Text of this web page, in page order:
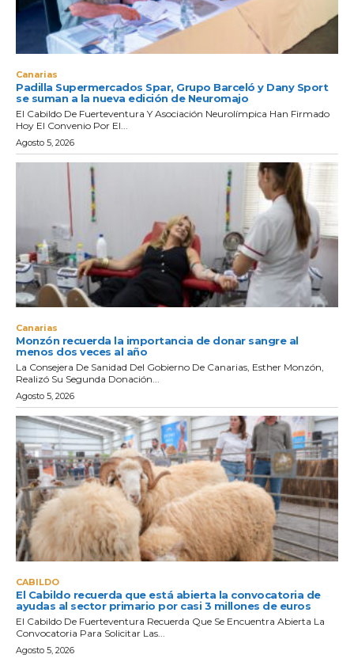
Canarias
Padilla Supermercados Spar, Grupo Barceló y Dany Sport
se suman a la nueva edición de Neuromajo
El Cabildo De Fuerteventura Y Asociación Neurolímpica Han Firmado
Hoy El Convenio Por El...
Agosto 5, 2026
Canarias
Monzón recuerda la importancia de donar sangre al
menos dos veces al año
La Consejera De Sanidad Del Gobierno De Canarias, Esther Monzón,
Realizó Su Segunda Donación...
Agosto 5, 2026
CABILDO
El Cabildo recuerda que está abierta la convocatoria de
ayudas al sector primario por casi 3 millones de euros
El Cabildo De Fuerteventura Recuerda Que Se Encuentra Abierta La
Convocatoria Para Solicitar Las...
Agosto 5, 2026